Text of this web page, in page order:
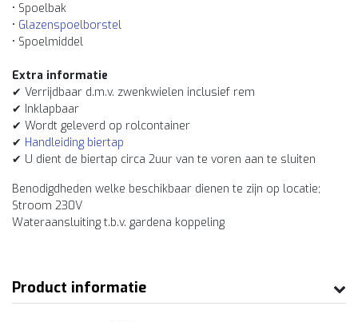
• Spoelbak
• Glazenspoelborstel
• Spoelmiddel
Extra informatie
✔ Verrijdbaar d.m.v. zwenkwielen inclusief rem
✔ Inklapbaar
✔ Wordt geleverd op rolcontainer
✔ Handleiding biertap
✔ U dient de biertap circa 2uur van te voren aan te sluiten
Benodigdheden welke beschikbaar dienen te zijn op locatie;
Stroom 230V
Wateraansluiting t.b.v. gardena koppeling
Product informatie